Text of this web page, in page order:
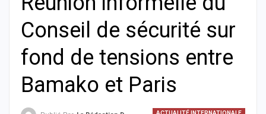
Conseil de sécurité sur
fond de tensions entre
Bamako et Paris